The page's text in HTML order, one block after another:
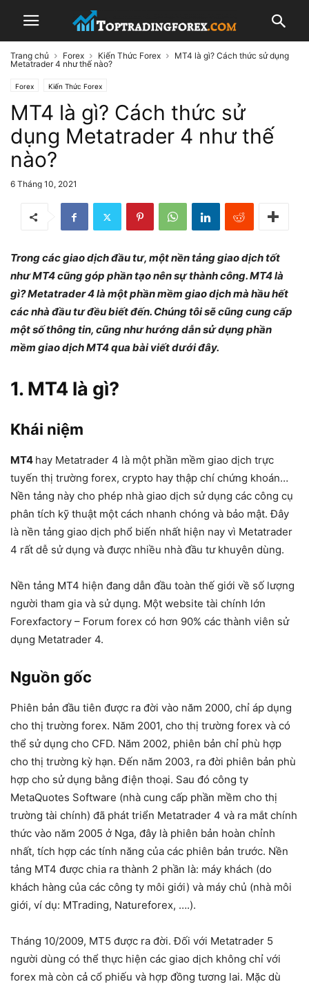
Trang chủ Forex Kiến Thức Forex
MT4 là gì? Cách thức sử dụng
Metatrader 4 như thế nào?
Forex Kiến Thức Forex
MT4 là gì? Cách thức sử
dụng Metatrader 4 như thế
nào?
6 Tháng 10, 2021
Trong các giao dịch đầu tư, một nền tảng giao dịch tốt
như MT4 cũng góp phần tạo nên sự thành công. MT4 là
gì? Metatrader 4 là một phần mềm giao dịch mà hầu hết
các nhà đầu tư đều biết đến. Chúng tôi sẽ cũng cung cấp
một số thông tin, cũng như hướng dẫn sử dụng phần
mềm giao dịch MT4 qua bài viết dưới đây.
1. MT4 là gì?
Khái niệm
MT4 hay Metatrader 4 là một phần mềm giao dịch trực
tuyến thị trường forex, crypto hay thập chí chứng khoán…
Nền tảng này cho phép nhà giao dịch sử dụng các công cụ
phân tích kỹ thuật một cách nhanh chóng và bảo mật. Đây
là nền tảng giao dịch phổ biến nhất hiện nay vì Metatrader
4 rất dễ sử dụng và được nhiều nhà đầu tư khuyên dùng.
Nền tảng MT4 hiện đang dẫn đầu toàn thế giới về số lượng
người tham gia và sử dụng. Một website tài chính lớn
Forexfactory – Forum forex có hơn 90% các thành viên sử
dụng Metatrader 4.
Nguồn gốc
Phiên bản đầu tiên được ra đời vào năm 2000, chỉ áp dụng
cho thị trường forex. Năm 2001, cho thị trường forex và có
thể sử dụng cho CFD. Năm 2002, phiên bản chỉ phù hợp
cho thị trường kỳ hạn. Đến năm 2003, ra đời phiên bản phù
hợp cho sử dụng bằng điện thoại. Sau đó công ty
MetaQuotes Software (nhà cung cấp phần mềm cho thị
trường tài chính) đã phát triển Metatrader 4 và ra mắt chính
thức vào năm 2005 ở Nga, đây là phiên bản hoàn chỉnh
nhất, tích hợp các tính năng của các phiên bản trước. Nền
tảng MT4 được chia ra thành 2 phần là: máy khách (do
khách hàng của các công ty môi giới) và máy chủ (nhà môi
giới, ví dụ: MTrading, Natureforex, ….).
Tháng 10/2009, MT5 được ra đời. Đối với Metatrader 5
người dùng có thể thực hiện các giao dịch không chỉ với
forex mà còn cả cổ phiếu và hợp đồng tương lai. Mặc dù